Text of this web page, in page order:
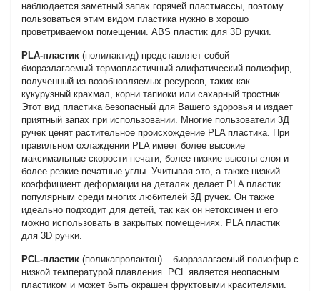
наблюдается заметный запах горячей пластмассы, поэтому
пользоваться этим видом пластика нужно в хорошо
проветриваемом помещении. ABS пластик для 3D ручки.
PLA-пластик (полилактид) представляет собой
биоразлагаемый термопластичный алифатический полиэфир,
полученный из возобновляемых ресурсов, таких как
кукурузный крахмал, корни тапиоки или сахарный тростник.
Этот вид пластика безопасный для Вашего здоровья и издает
приятный запах при использовании. Многие пользователи 3Д
ручек ценят растительное происхождение PLA пластика. При
правильном охлаждении PLA имеет более высокие
максимальные скорости печати, более низкие высоты слоя и
более резкие печатные углы. Учитывая это, а также низкий
коэффициент деформации на деталях делает PLA пластик
популярным среди многих любителей 3Д ручек. Он также
идеально подходит для детей, так как он нетоксичен и его
можно использовать в закрытых помещениях. PLA пластик
для 3D ручки.
PCL-пластик (поликапролактон) – биоразлагаемый полиэфир с
низкой температурой плавления. PCL является неопасным
пластиком и может быть окрашен фруктовыми красителями.